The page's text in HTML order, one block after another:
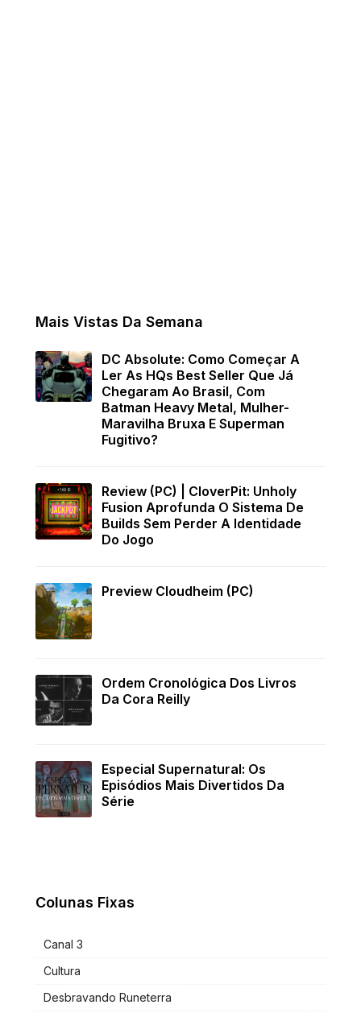
Mais Vistas Da Semana
DC Absolute: Como Começar A
Ler As HQs Best Seller Que Já
Chegaram Ao Brasil, Com
Batman Heavy Metal, Mulher-
Maravilha Bruxa E Superman
Fugitivo?
Review (PC) | CloverPit: Unholy
Fusion Aprofunda O Sistema De
Builds Sem Perder A Identidade
Do Jogo
Preview Cloudheim (PC)
Ordem Cronológica Dos Livros
Da Cora Reilly
Especial Supernatural: Os
Episódios Mais Divertidos Da
Série
Colunas Fixas
Canal 3
Cultura
Desbravando Runeterra